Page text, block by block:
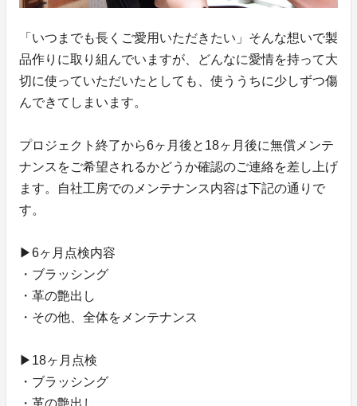
「いつまでも長くご愛用いただきたい」そんな想いで製
品作りに取り組んでいますが、どんなに愛情を持って大
切に使っていただいたとしても、使ううちに少しずつ傷
んできてしまいます。
プロジェクト終了から6ヶ月後と18ヶ月後に無償メンテ
ナンスをご希望されるかどうか確認のご連絡を差し上げ
ます。自社工房でのメンテナンス内容は下記の通りで
す。
▶︎6ヶ月点検内容
・ブラッシング
・革の艶出し
・その他、全体をメンテナンス
▶︎18ヶ月点検
・ブラッシング